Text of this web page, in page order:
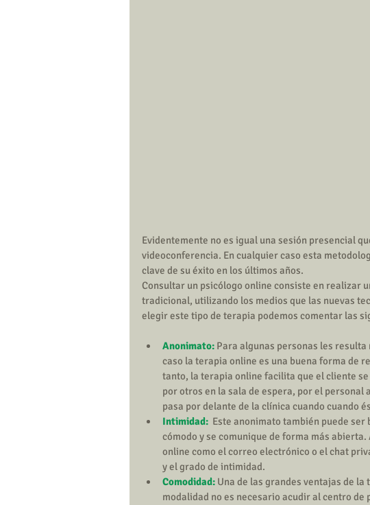
Evidentemente no es igual una sesión presencial
videoconferencia. En cualquier caso esta
clave de su éxito en los últimos años.
Consultar un psicólogo online consiste en realizar
tradicional, utilizando los medios que las nuevas
elegir este tipo de terapia podemos comentar las
Anonimato: Para algunas personas les
caso la terapia online es una buena forma de
tanto, la terapia online facilita que el cliente
por otros en la sala de espera, por el
pasa por delante de la clínica cuando cuando
Intimidad:
Este anonimato también puede ser
cómodo y se comunique de forma más
online como el correo electrónico o el chat
y el grado de intimidad.
Comodidad: Una de las grandes ventajas de
modalidad no es necesario acudir al centro